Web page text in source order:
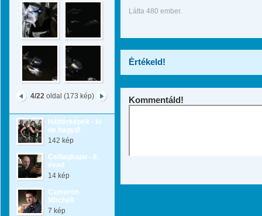
4/22oldal (173 kép)
Háttérképek - ki
ne hagyd!
142 kép
Csillagkapu - 8.
évad
14 kép
Cameron
Mitchell
7 kép
Látta 480 ember.
Értékeld!
Kommentáld!